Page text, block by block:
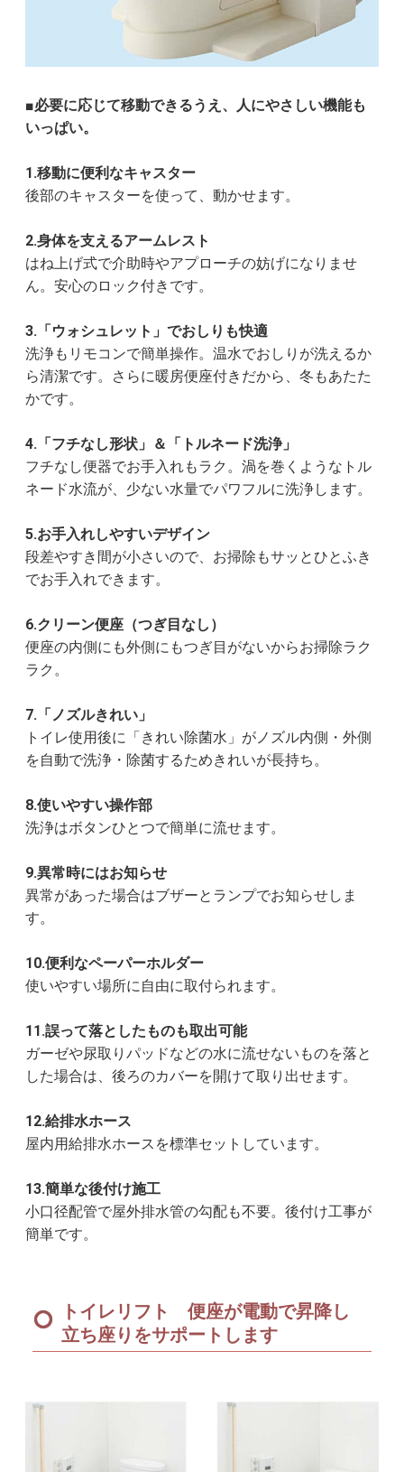
■必要に応じて移動できるうえ、人にやさしい機能も
いっぱい。
1.移動に便利なキャスター
後部のキャスターを使って、動かせます。
2.身体を支えるアームレスト
はね上げ式で介助時やアプローチの妨げになりませ
ん。安心のロック付きです。
3.「ウォシュレット」でおしりも快適
洗浄もリモコンで簡単操作。温水でおしりが洗えるか
ら清潔です。さらに暖房便座付きだから、冬もあたた
かです。
4.「フチなし形状」＆「トルネード洗浄」
フチなし便器でお手入れもラク。渦を巻くようなトル
ネード水流が、少ない水量でパワフルに洗浄します。
5.お手入れしやすいデザイン
段差やすき間が小さいので、お掃除もサッとひとふき
でお手入れできます。
6.クリーン便座（つぎ目なし）
便座の内側にも外側にもつぎ目がないからお掃除ラク
ラク。
7.「ノズルきれい」
トイレ使用後に「きれい除菌水」がノズル内側・外側
を自動で洗浄・除菌するためきれいが長持ち。
8.使いやすい操作部
洗浄はボタンひとつで簡単に流せます。
9.異常時にはお知らせ
異常があった場合はブザーとランプでお知らせしま
す。
10.便利なペーパーホルダー
使いやすい場所に自由に取付られます。
11.誤って落としたものも取出可能
ガーゼや尿取りパッドなどの水に流せないものを落と
した場合は、後ろのカバーを開けて取り出せます。
12.給排水ホース
屋内用給排水ホースを標準セットしています。
13.簡単な後付け施工
小口径配管で屋外排水管の勾配も不要。後付け工事が
簡単です。
トイレリフト 便座が電動で昇降し
立ち座りをサポートします